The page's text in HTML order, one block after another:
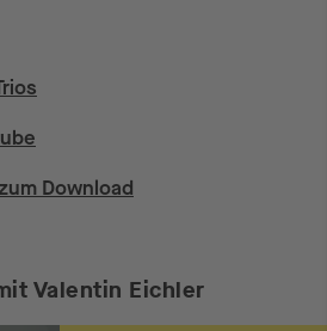
Download
Valentin Eichler